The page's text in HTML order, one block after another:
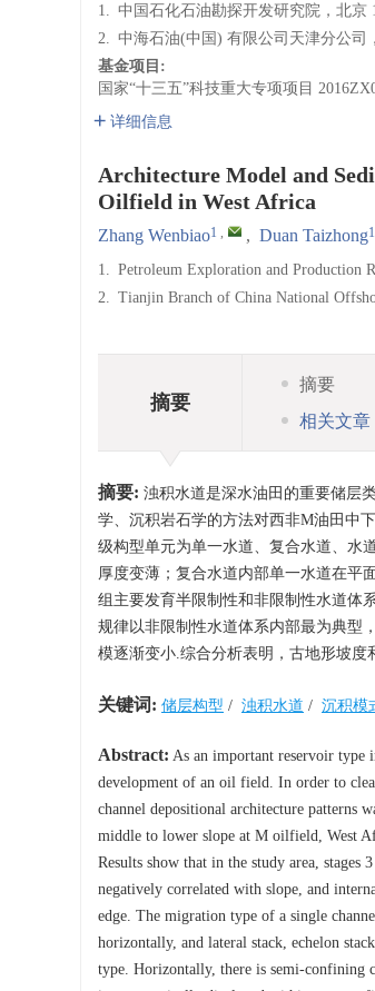
1. 中国石化石油勘探开发研究院，北京
2. 中海石油(中国) 有限公司天津分公司
基金项目:
国家“十三五”科技重大专项项目
详细信息
Architecture Model and
Oilfield in West Africa
Zhang Wenbiao1 , , Duan Taizhong1
1. Petroleum Exploration and Production
2. Tianjin Branch of China National
摘要
摘要
相关文章
摘要: 浊积水道是深水油田的重要储层
学、沉积岩石学的方法对西非M油田中
级构型单元为单一水道、复合水道、水
厚度变薄；复合水道内部单一水道在平
组主要发育半限制性和非限制性水道体
规律以非限制性水道体系内部最为典型
模逐渐变小.综合分析表明，古地形坡
关键词: 储层构型 / 浊积水道 / 沉积模
Abstract: As an important reservoir type
development of an oil field. In order to
channel depositional architecture patterns
middle to lower slope at M oilfield, West
Results show that in the study area, stages
negatively correlated with slope, and
edge. The migration type of a single
horizontally, and lateral stack, echelon
type. Horizontally, there is semi-confining